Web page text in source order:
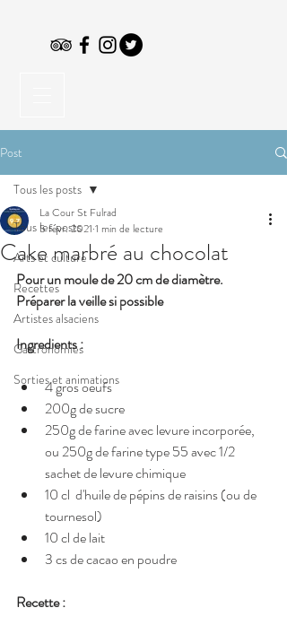
Post
Tous les posts
Arts et culture
Recettes
Artistes alsaciens
Gastronomies
Sorties et animations
Tous les posts
Cake marbré au chocolat
La Cour St Fulrad
5 févr. 2021 1 min de lecture
Pour un moule de 20 cm de diamètre.
Préparer la veille si possible
Ingredients :
4 gros oeufs
200g de sucre
250g de farine avec levure incorporée,
ou 250g de farine type 55 avec 1/2
sachet de levure chimique
10 cl  d'huile de pépins de raisins (ou de
tournesol)
10 cl de lait
3 cs de cacao en poudre
Recette :